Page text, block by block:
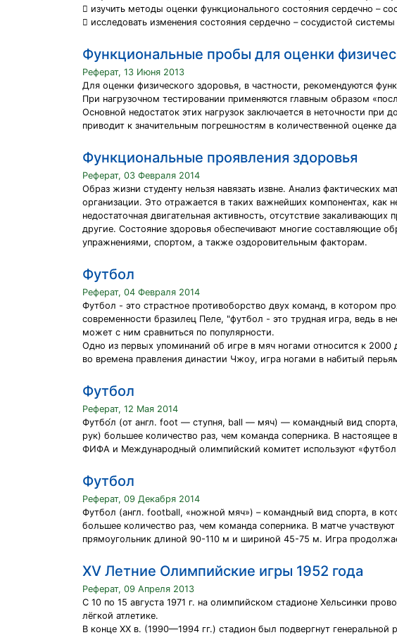
 изучить методы оценки функционального состояния сердечно –
 исследовать изменения состояния сердечно – сосудистой
Функциональные пробы для оценки
Реферат, 13 Июня 2013
Для оценки физического здоровья, в частности, рекомендуются
При нагрузочном тестировании применяются главным образом
Основной недостаток этих нагрузок заключается в неточности
приводит к значительным погрешностям в количественной оценке
Функциональные проявления здоровья
Реферат, 03 Февраля 2014
Образ жизни студенту нельзя навязать извне. Анализ фактических
организации. Это отражается в таких важнейших компонентах,
недостаточная двигательная активность, отсутствие
другие. Состояние здоровья обеспечивают многие составляющие
упражнениями, спортом, а также оздоровительным факторам.
Футбол
Реферат, 04 Февраля 2014
Футбол - это страстное противоборство двух команд, в котором
современности бразилец Пеле, "футбол - это трудная игра, ведь в
может с ним сравниться по популярности.
Одно из первых упоминаний об игре в мяч ногами относится к
во времена правления династии Чжоу, игра ногами в набитый
Футбол
Реферат, 12 Мая 2014
Футбо́л (от англ. foot — ступня, ball — мяч) — командный вид
рук) большее количество раз, чем команда соперника. В
ФИФА и Международный олимпийский комитет используют
Футбол
Реферат, 09 Декабря 2014
Футбол (англ. football, «ножной мяч») – командный вид спорта, в
большее количество раз, чем команда соперника. В матче
прямоугольник длиной 90-110 м и шириной 45-75 м. Игра
ХV Летние Олимпийские игры 1952 года
Реферат, 09 Апреля 2013
С 10 по 15 августа 1971 г. на олимпийском стадионе Хельсинки
лёгкой атлетике.
В конце XX в. (1990—1994 гг.) стадион был подвергнут